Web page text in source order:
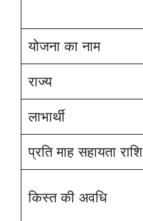
योजना का नाम
राज्य
लाभार्थी
प्रति माह सहायता राशि
किस्त की अवधि